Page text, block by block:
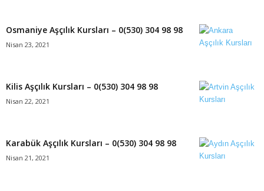
Osmaniye Aşçılık Kursları – 0(530) 304 98 98
Nisan 23, 2021
Kilis Aşçılık Kursları – 0(530) 304 98 98
Nisan 22, 2021
Karabük Aşçılık Kursları – 0(530) 304 98 98
Nisan 21, 2021